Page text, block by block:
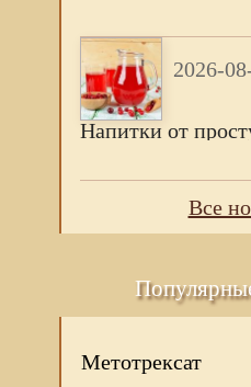
2026-
Напитки от
Все
Метотрексат